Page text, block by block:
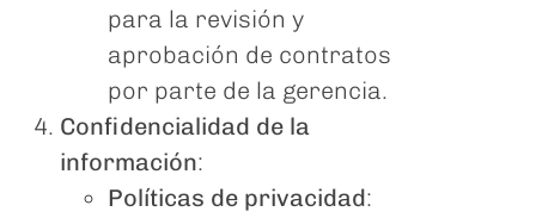
para la revisión y
aprobación de contratos
por parte de la gerencia.
Confidencialidad de la
información:
Políticas de privacidad: